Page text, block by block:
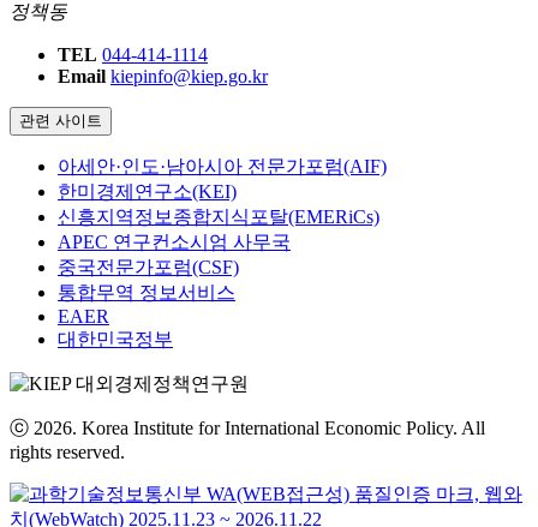
정책동
TEL 044-414-1114
Email kiepinfo@kiep.go.kr
관련 사이트
아세안·인도·남아시아 전문가포럼(AIF)
한미경제연구소(KEI)
신흥지역정보종합지식포탈(EMERiCs)
APEC 연구컨소시엄 사무국
중국전문가포럼(CSF)
통합무역 정보서비스
EAER
대한민국정부
ⓒ 2026. Korea Institute for International Economic Policy. All
rights reserved.